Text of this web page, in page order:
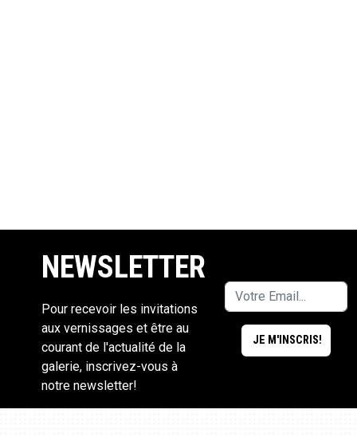
NEWSLETTER
Pour recevoir les invitations
aux vernissages et être au
courant de l'actualité de la
galerie, inscrivez-vous à
notre newsletter!